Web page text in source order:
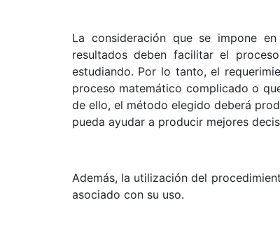
La consideración que se impone
resultados deben facilitar el
estudiando. Por lo tanto, el
proceso matemático complicado o
de ello, el método elegido deberá
pueda ayudar a producir mejores
Además, la utilización del
asociado con su uso.